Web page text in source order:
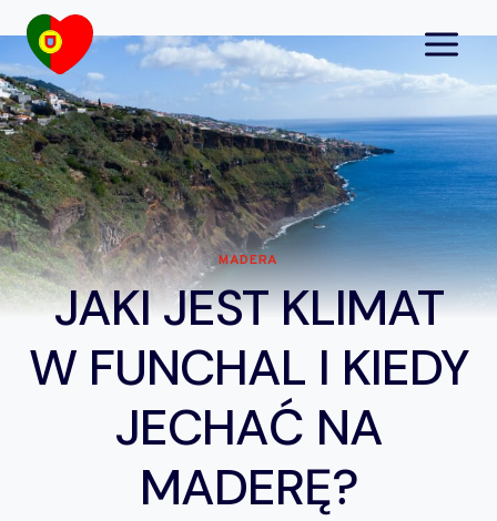
Przejdź
do
treści
MADERA
JAKI JEST KLIMAT
W FUNCHAL I KIEDY
JECHAĆ NA
MADERĘ?